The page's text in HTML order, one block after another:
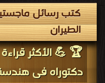
كتب رسائل
الطيران
🏆 💪 الأكثر
دكتوراه فى